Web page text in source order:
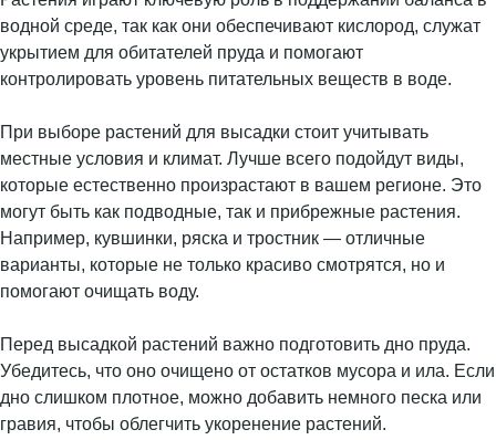
водной среде, так как они обеспечивают кислород, служат
укрытием для обитателей пруда и помогают
контролировать уровень питательных веществ в воде.
При выборе растений для высадки стоит учитывать
местные условия и климат. Лучше всего подойдут виды,
которые естественно произрастают в вашем регионе. Это
могут быть как подводные, так и прибрежные растения.
Например, кувшинки, ряска и тростник — отличные
варианты, которые не только красиво смотрятся, но и
помогают очищать воду.
Перед высадкой растений важно подготовить дно пруда.
Убедитесь, что оно очищено от остатков мусора и ила. Если
дно слишком плотное, можно добавить немного песка или
гравия, чтобы облегчить укоренение растений.